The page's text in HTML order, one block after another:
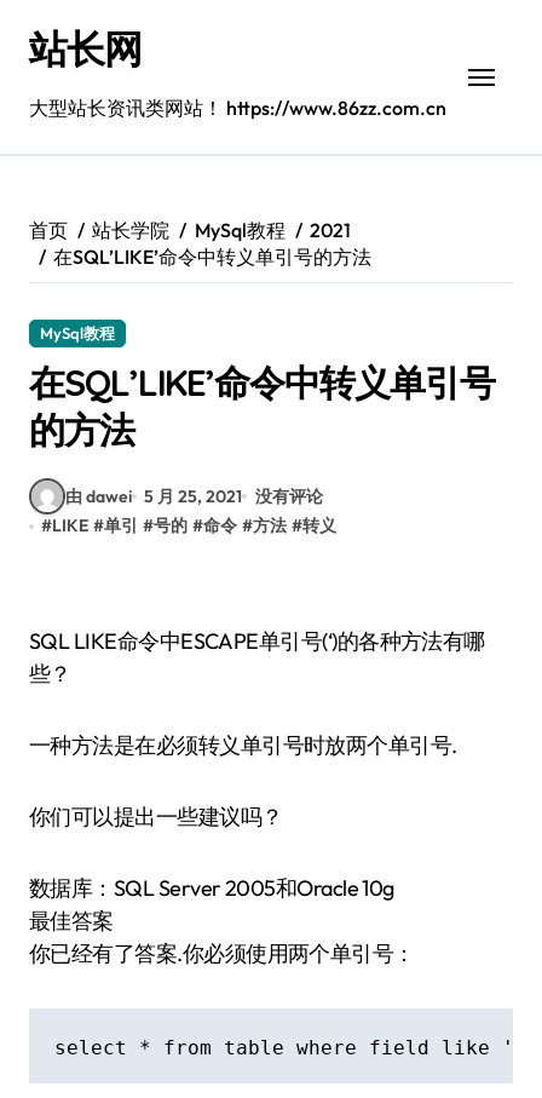
站长网
大型站长资讯类网站！ https://www.86zz.com.cn
首页 站长学院 MySql教程
2021
在SQL’LIKE’命令中转义单引号的方法
MySql教程
在SQL’LIKE’命令中转义单引号
的方法
由 dawei 5 月 25, 2021 没有评论
#LIKE #单引 #号的 #命令 #方法 #转义
SQL LIKE命令中ESCAPE单引号(‘)的各种方法有哪
些？
一种方法是在必须转义单引号时放两个单引号.
你们可以提出一些建议吗？
数据库：SQL Server 2005和Oracle 10g
最佳答案
你已经有了答案.你必须使用两个单引号：